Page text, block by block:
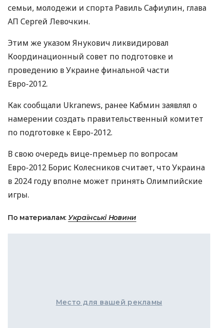
семьи, молодежи и спорта Равиль Сафиулин, глава
АП Сергей Левочкин.
Этим же указом Янукович ликвидировал
Координационный совет по подготовке и
проведению в Украине финальной части
Евро-2012.
Как сообщали Ukranews, ранее Кабмин заявлял о
намерении создать правительственный комитет
по подготовке к Евро-2012.
В свою очередь вице-премьер по вопросам
Евро-2012 Борис Колесников считает, что Украина
в 2024 году вполне может принять Олимпийские
игры.
По материалам: Українські Новини
Место для вашей рекламы